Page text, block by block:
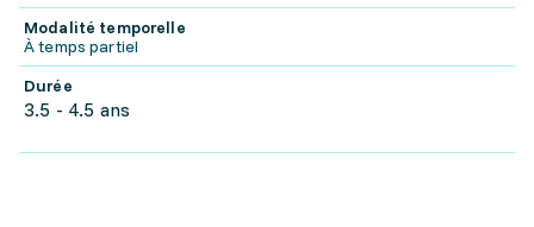
Modalité temporelle
À temps partiel
Durée
3.5 - 4.5 ans